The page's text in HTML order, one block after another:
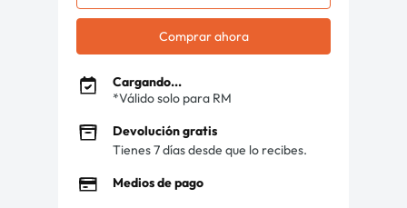
Comprar ahora
Cargando...
*Válido solo para RM
Devolución gratis
Tienes 7 días desde que lo recibes.
Medios de pago